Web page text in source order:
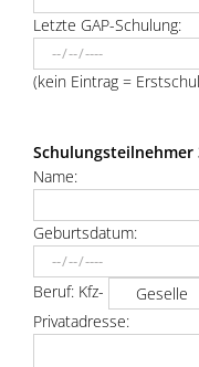
Letzte GAP-Schulung:
(kein Eintrag =
Schulungsteilnehmer
Name:
Geburtsdatum:
Beruf: Kfz-
Privatadresse: